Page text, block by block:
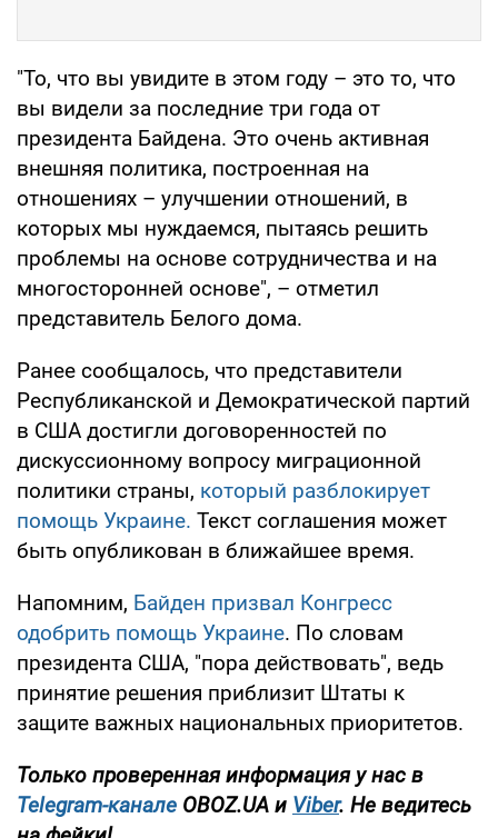
"То, что вы увидите в этом году – это то, что
вы видели за последние три года от
президента Байдена. Это очень активная
внешняя политика, построенная на
отношениях – улучшении отношений, в
которых мы нуждаемся, пытаясь решить
проблемы на основе сотрудничества и на
многосторонней основе", – отметил
представитель Белого дома.
Ранее сообщалось, что представители
Республиканской и Демократической партий
в США достигли договоренностей по
дискуссионному вопросу миграционной
политики страны, который разблокирует
помощь Украине. Текст соглашения может
быть опубликован в ближайшее время.
Напомним, Байден призвал Конгресс
одобрить помощь Украине. По словам
президента США, "пора действовать", ведь
принятие решения приблизит Штаты к
защите важных национальных приоритетов.
Только проверенная информация у нас в
Telegram-канале OBOZ.UA и Viber. Не ведитесь